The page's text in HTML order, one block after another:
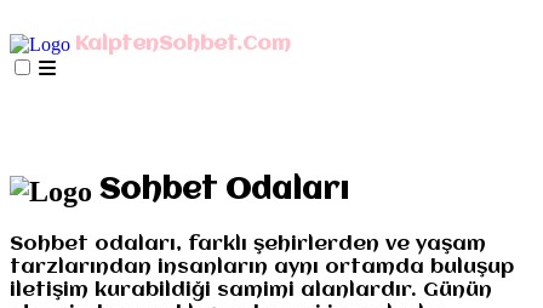
KalptenSohbet.Com
Sohbet Odaları
Sohbet odaları, farklı şehirlerden ve yaşam
tarzlarından insanların aynı ortamda buluşup
iletişim kurabildiği samimi alanlardır. Günün